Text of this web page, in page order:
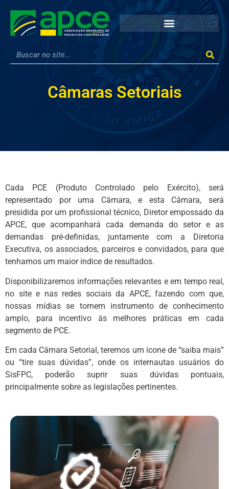
Câmaras Setoriais
Cada PCE (Produto Controlado pelo Exército), será
representado por uma Câmara, e esta Câmara, será
presidida por um profissional técnico, Diretor empossado da
APCE, que acompanhará cada demanda do setor e as
demandas pré-definidas, juntamente com a Diretoria
Executiva, os associados, parceiros e convidados, para que
tenhamos um maior índice de resultados.
Disponibilizaremos informações relevantes e em tempo real,
no site e nas redes sociais da APCE, fazendo com que,
nossas mídias se tornem instrumento de conhecimento
amplo, para incentivo às melhores práticas em cada
segmento de PCE.
Em cada Câmara Setorial, teremos um ícone de “saiba mais”
ou “tire suas dúvidas”, onde os internautas usuários do
SisFPC, poderão suprir suas dúvidas pontuais,
principalmente sobre as legislações pertinentes.